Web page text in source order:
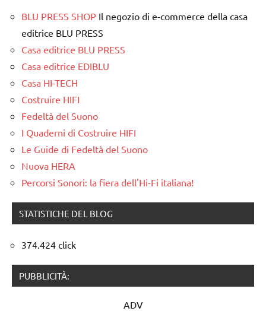
BLU PRESS SHOP Il negozio di e-commerce della casa
editrice BLU PRESS
Casa editrice BLU PRESS
Casa editrice EDIBLU
Casa HI-TECH
Costruire HIFI
Fedeltà del Suono
I Quaderni di Costruire HIFI
Le Guide di Fedeltà del Suono
Nuova HERA
Percorsi Sonori: la fiera dell'Hi-Fi italiana!
STATISTICHE DEL BLOG
374.424 click
PUBBLICITÀ:
ADV